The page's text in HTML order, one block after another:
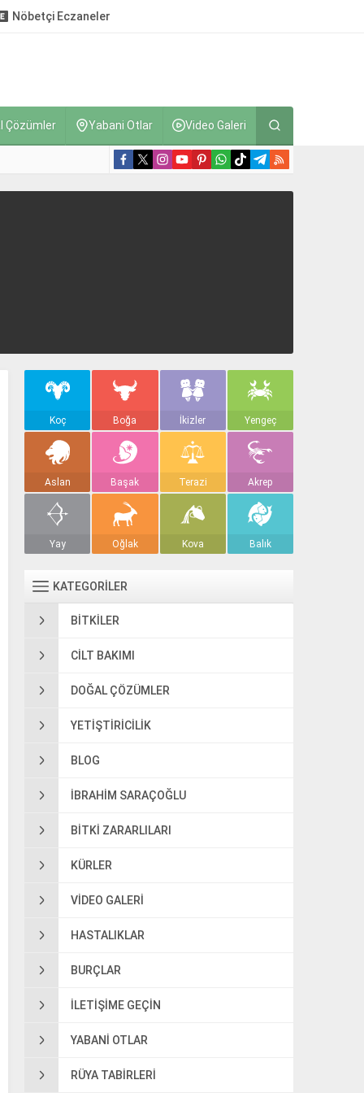
Nöbetçi Eczaneler
Çözümler Yabani Otlar Video Galeri
Koç Boğa İkizler Yengeç
Aslan Başak Terazi Akrep
Yay Oğlak Kova Balık
KATEGORİLER
BITKILER
CILT BAKIMI
DOĞAL ÇÖZÜMLER
YETIŞTIRICILIK
BLOG
IBRAHIM SARAÇOĞLU
BITKI ZARARLILARI
KÜRLER
VIDEO GALERI
HASTALIKLAR
BURÇLAR
ILETIŞIME GEÇIN
YABANI OTLAR
RÜYA TABIRLERI